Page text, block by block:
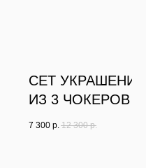
СЕТ
ИЗ 3 ЧОКЕРОВ И
БРАСЛЕТОВ
7 300 р. 12 300 р.